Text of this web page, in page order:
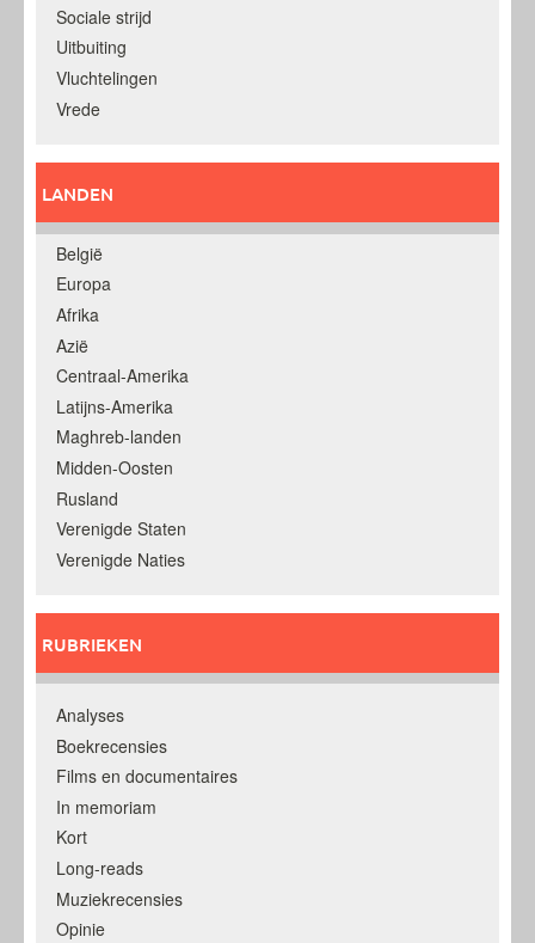
Sociale strijd
Uitbuiting
Vluchtelingen
Vrede
LANDEN
België
Europa
Afrika
Azië
Centraal-Amerika
Latijns-Amerika
Maghreb-landen
Midden-Oosten
Rusland
Verenigde Staten
Verenigde Naties
RUBRIEKEN
Analyses
Boekrecensies
Films en documentaires
In memoriam
Kort
Long-reads
Muziekrecensies
Opinie